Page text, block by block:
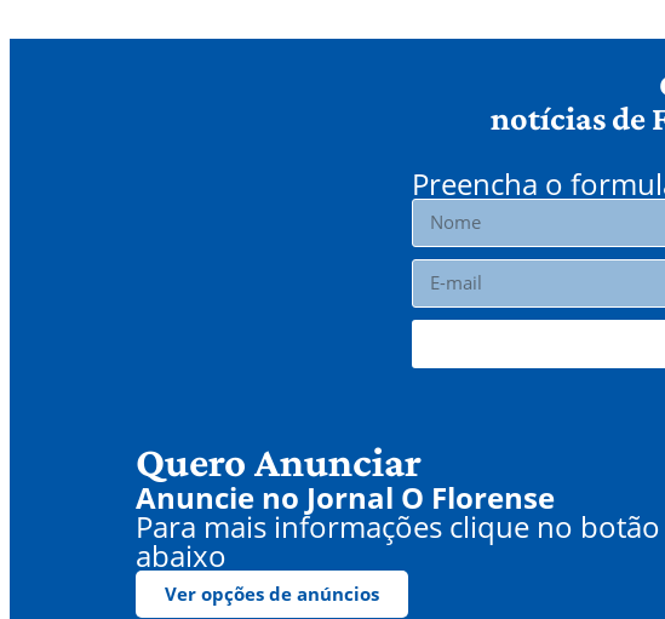
notícias de
Preencha o
Quero Anunciar
Anuncie no Jornal O Florense
Para mais informações clique no botão
abaixo
Ver opções de anúncios